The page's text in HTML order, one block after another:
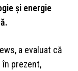
și energie
a evaluat că
prezent,